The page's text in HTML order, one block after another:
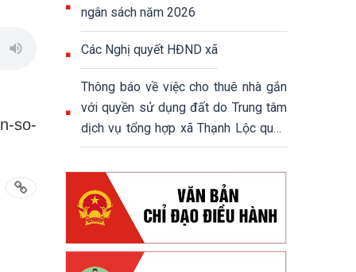
so-
ngân sách năm 2026
Các Nghị quyết HĐND xã
Thông báo về việc cho thuê nhà gắn
với quyền sử dụng đất do Trung tâm
dịch vụ tổng hợp xã Thạnh Lộc quản
lý, khai thác